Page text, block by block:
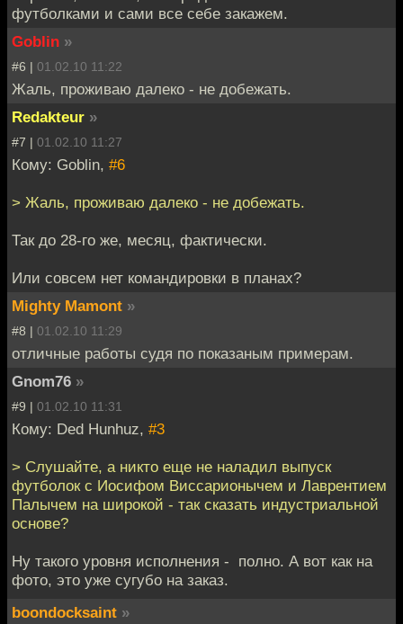
футболками и сами все себе закажем.
Goblin »
#6 | 01.02.10 11:22
Жаль, проживаю далеко - не добежать.
Redakteur »
#7 | 01.02.10 11:27
Кому: Goblin, #6
> Жаль, проживаю далеко - не добежать.
Так до 28-го же, месяц, фактически.
Или совсем нет командировки в планах?
Mighty Mamont »
#8 | 01.02.10 11:29
отличные работы судя по показаным примерам.
Gnom76 »
#9 | 01.02.10 11:31
Кому: Ded Hunhuz, #3
> Слушайте, а никто еще не наладил выпуск
футболок с Иосифом Виссарионычем и Лаврентием
Палычем на широкой - так сказать индустриальной
основе?
Ну такого уровня исполнения - полно. А вот как на
фото, это уже сугубо на заказ.
boondocksaint »